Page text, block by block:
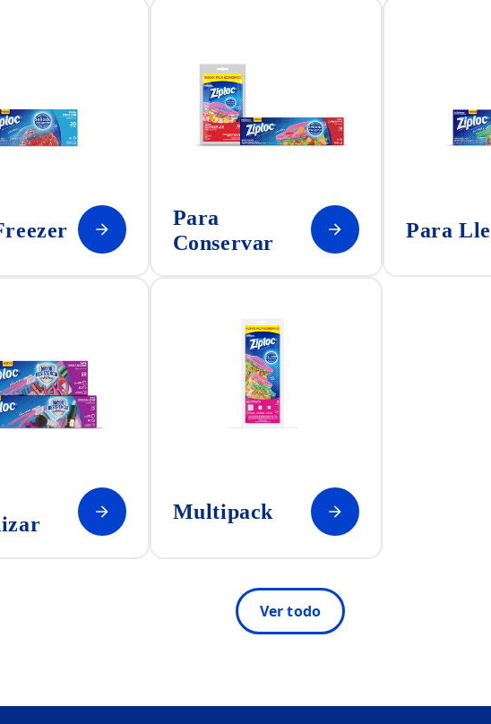
Para
Conservar
Para
Multipack
Ver todo